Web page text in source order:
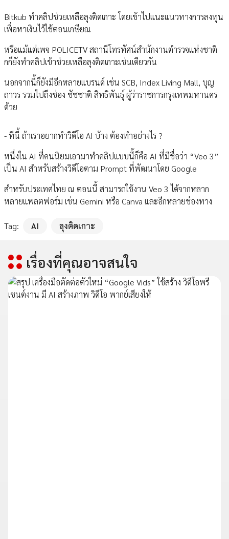
Bitkub ทำคลิปช่วยเหลือลุงติดเกาะ โดยเข้าไปแนะแนวทางการลงทุน
เพื่อหาเงินไว้ใช้ตอนเกษียณ
หรือแม้แต่เพจ POLICETV สถานีโทรทัศน์สำนักงานตำรวจแห่งชาติ
กก็ยังทำคลิปเข้าช่วยเหลือลุงติดเกาะเช่นเดียวกัน
นอกจากนี้ก็ยังมีอีกหลายแบรนด์ เช่น SCB, Index Living Mall, บุญ
ถาวร รวมไปถึงช่อง ชัชชาติ สิทธิพันธุ์ ผู้ว่าราชการกรุงเทพมหานคร
ด้วย
- ทีนี้ ถ้าเราอยากทำวิดีโอ AI บ้าง ต้องทำอย่างไร ?
หนึ่งใน AI ที่คนนิยมเอามาทำคลิปแบบนี้ก็คือ AI ที่มีชื่อว่า “Veo 3”
เป็น AI สำหรับสร้างวิดีโอตาม Prompt ที่พัฒนาโดย Google
สำหรับประเทศไทย ณ ตอนนี้ สามารถใช้งาน Veo 3 ได้จากหลาก
หลายแพลตฟอร์ม เช่น Gemini หรือ Canva และอีกหลายช่องทาง
Tag: AI ลุงติดเกาะ
เรื่องที่คุณอาจสนใจ